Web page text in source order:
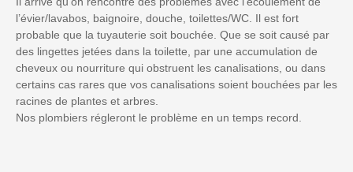
l’évier/lavabos, baignoire, douche, toilettes/WC. Il est fort
probable que la tuyauterie soit bouchée. Que se soit causé par
des lingettes jetées dans la toilette, par une accumulation de
cheveux ou nourriture qui obstruent les canalisations, ou dans
certains cas rares que vos canalisations soient bouchées par les
racines de plantes et arbres.
Nos plombiers régleront le problème en un temps record.